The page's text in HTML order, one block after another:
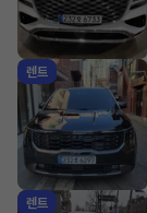
렌트
렌트